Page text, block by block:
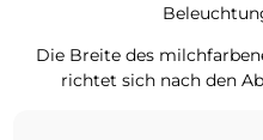
Die Breite des
richtet sich nach den